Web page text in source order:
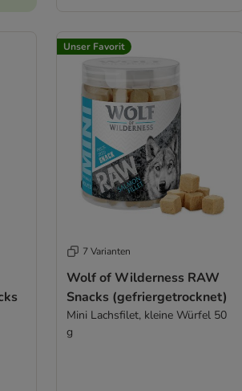
Unser Favorit
7 Varianten
Wolf of Wilderness RAW
Snacks (gefriergetrocknet)
Mini Lachsfilet, kleine Würfel 50
g